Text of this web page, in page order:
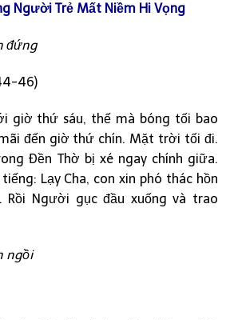
Người Trẻ Mất Niềm Hi Vọng
đứng
46)
giờ thứ sáu, thế mà bóng tối bao
đến giờ thứ chín. Mặt trời tối đi.
Ðền Thờ bị xé ngay chính giữa.
Lạy Cha, con xin phó thác hồn
Rồi Người gục đầu xuống và trao
ngồi